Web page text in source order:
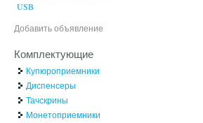
USB
Добавить объявление
Комплектующие
Купюроприемники
Диспенсеры
Тачскрины
Монетоприемники